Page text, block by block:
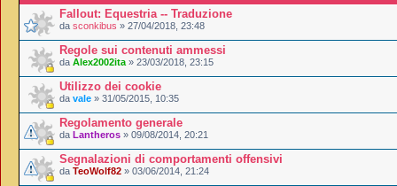
Fallout: Equestria -- Traduzione
da sconkibus » 27/04/2018, 23:48
Regole sui contenuti ammessi
da Alex2002ita » 23/03/2018, 23:15
Utilizzo dei cookie
da vale » 31/05/2015, 10:35
Regolamento generale
da Lantheros » 09/08/2014, 20:21
Segnalazioni di comportamenti offensivi
da TeoWolf82 » 03/06/2014, 21:24